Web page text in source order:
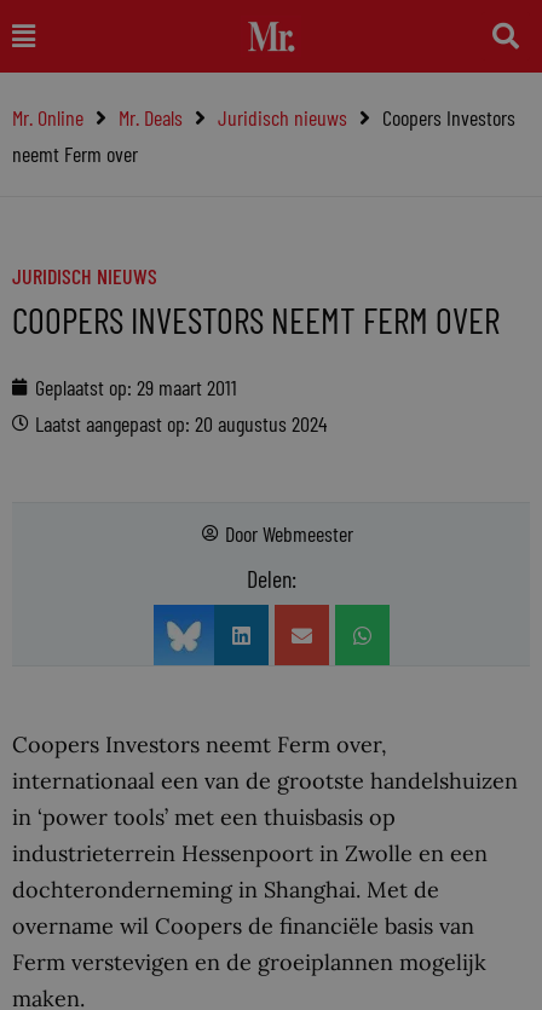
naar
inhoud
Main
Menu
Mr. Online Mr. Deals Juridisch nieuws
Coopers Investors
neemt Ferm over
JURIDISCH NIEUWS
COOPERS INVESTORS NEEMT FERM OVER
Geplaatst op: 29 maart 2011
Laatst aangepast op: 20 augustus 2024
DoorWebmeester
Delen:
Coopers Investors neemt Ferm over,
internationaal een van de grootste handelshuizen
in ‘power tools’ met een thuisbasis op
industrieterrein Hessenpoort in Zwolle en een
dochteronderneming in Shanghai. Met de
overname wil Coopers de financiële basis van
Ferm verstevigen en de groeiplannen mogelijk
maken.